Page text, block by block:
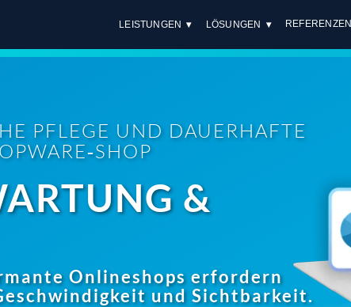
LEISTUNGEN LÖSUNGEN REFERENZEN
PFLEGE UND DAUERHAFTE
&
Onlineshops erfordern
und Sichtbarkeit.